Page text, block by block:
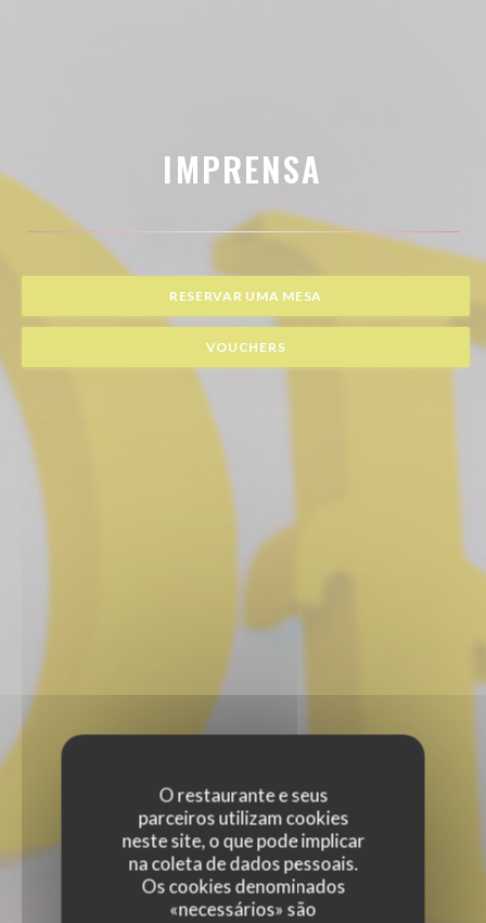
O restaurante e seus
parceiros utilizam cookies
neste site, o que pode implicar
na coleta de dados pessoais.
Os cookies denominados
«necessários» são
IMPRENSA
RESERVAR UMA MESA
VOUCHERS